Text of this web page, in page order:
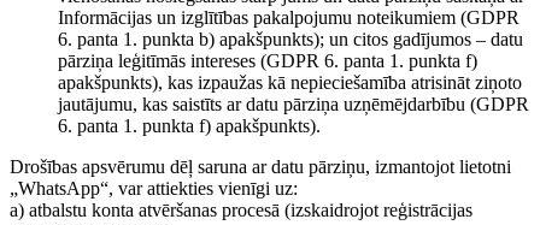
Informācijas un izglītības pakalpojumu noteikumiem (GDPR
6. panta 1. punkta b) apakšpunkts); un citos gadījumos – datu
pārziņa leģitīmās intereses (GDPR 6. panta 1. punkta f)
apakšpunkts), kas izpaužas kā nepieciešamība atrisināt ziņoto
jautājumu, kas saistīts ar datu pārziņa uzņēmējdarbību (GDPR
6. panta 1. punkta f) apakšpunkts).
Drošības apsvērumu dēļ saruna ar datu pārziņu, izmantojot lietotni
„WhatsApp“, var attiekties vienīgi uz:
a) atbalstu konta atvēršanas procesā (izskaidrojot reģistrācijas